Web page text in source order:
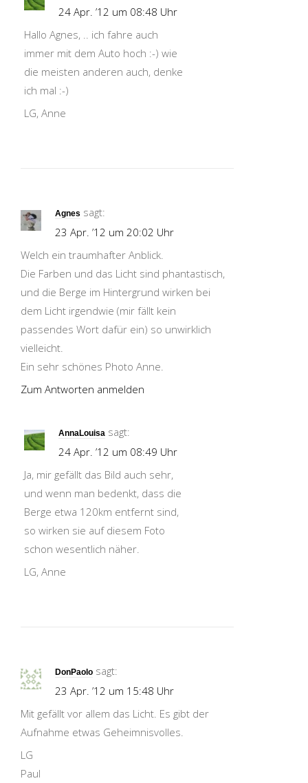
24 Apr. ’12 um 08:48 Uhr
Hallo Agnes, .. ich fahre auch
immer mit dem Auto hoch :-) wie
die meisten anderen auch, denke
ich mal :-)
LG, Anne
Agnes sagt:
23 Apr. ’12 um 20:02 Uhr
Welch ein traumhafter Anblick.
Die Farben und das Licht sind phantastisch,
und die Berge im Hintergrund wirken bei
dem Licht irgendwie (mir fällt kein
passendes Wort dafür ein) so unwirklich
vielleicht.
Ein sehr schönes Photo Anne.
Zum Antworten anmelden
AnnaLouisa sagt:
24 Apr. ’12 um 08:49 Uhr
Ja, mir gefällt das Bild auch sehr,
und wenn man bedenkt, dass die
Berge etwa 120km entfernt sind,
so wirken sie auf diesem Foto
schon wesentlich näher.
LG, Anne
DonPaolo sagt:
23 Apr. ’12 um 15:48 Uhr
Mit gefällt vor allem das Licht. Es gibt der
Aufnahme etwas Geheimnisvolles.
LG
Paul